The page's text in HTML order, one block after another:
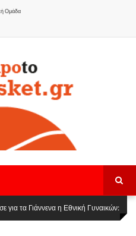
Ομάδα
Καβάλας στην Women Basketball
για τα Γιάννενα η Εθνική Γυναικών: